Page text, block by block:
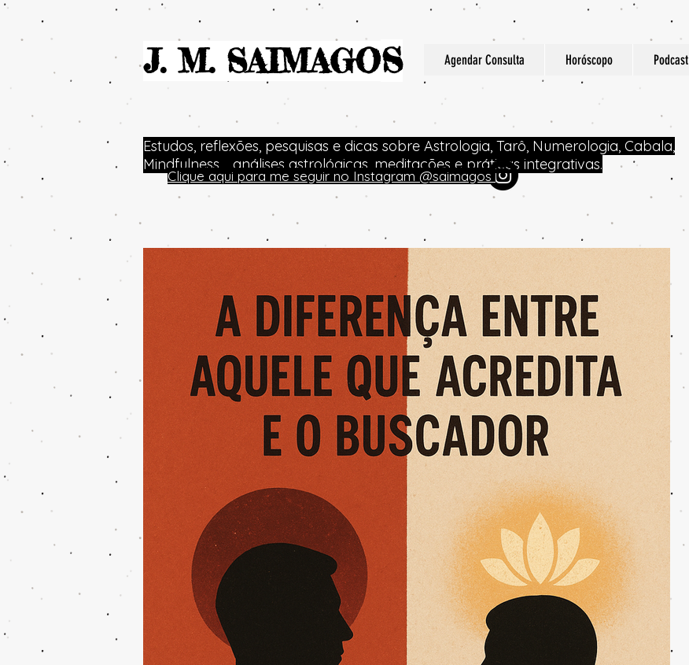
J. M. SAIMAGOS Agendar Consulta Horóscopo Podcast
Estudos, reflexões, pesquisas e dicas sobre Astrologia, Tarô, Numerologia, Cabala,
Mindfulness.... análises astrológicas, meditações e práticas integrativas.
Clique aqui para me seguir no Instagram @saimagos